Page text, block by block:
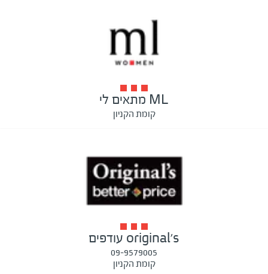
ML מתאים לי
קומת הקניון
original's עודפים
09-9579005
קומת הקניון